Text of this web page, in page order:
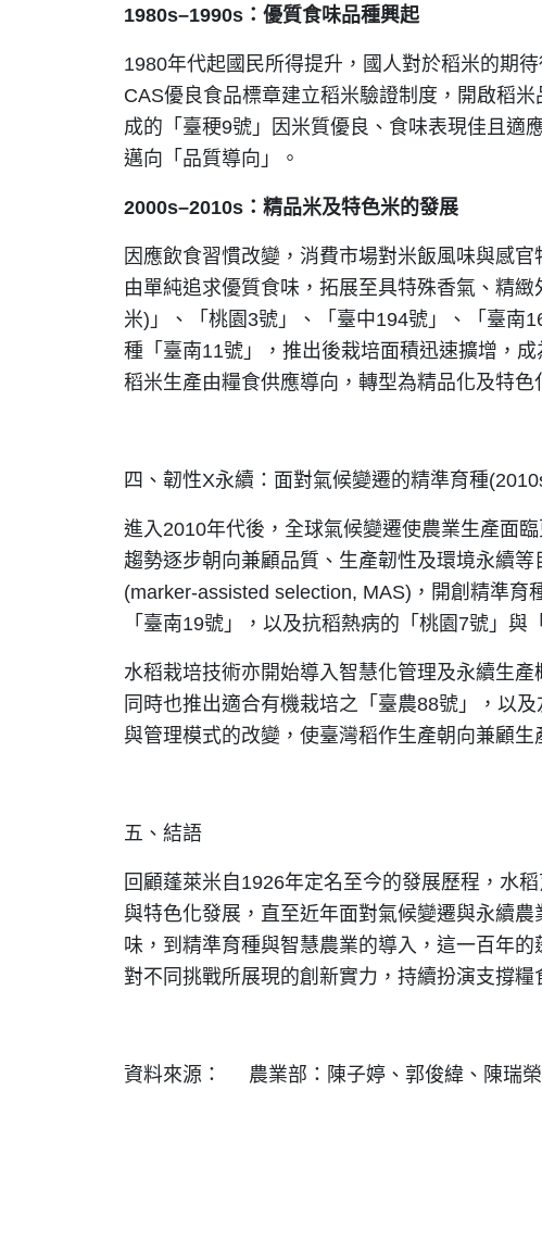
1980s–1990s ：優質食味品種興起
1980年代起國民所得提升，國人對於稻米的期
CAS優良食品標章建立稻米驗證制度，開啟稻
成的「臺稉9號」因米質優良、食味表現佳且適
邁向「品質導向」。
2000s–2010s ：精品米及特色米的發展
因應飲食習慣改變，消費市場對米飯風味與感
由單純追求優質食味，拓展至具特殊香氣、精
米)」、「桃園3號」、「臺中194號」、「臺南
種「臺南11號」，推出後栽培面積迅速擴增，
稻米生產由糧食供應導向，轉型為精品化及特色
四、韌性X永續：面對氣候變遷的精準育種
進入2010年代後，全球氣候變遷使農業生產面
趨勢逐步朝向兼顧品質、生產韌性及環境永續
(marker-assisted selection, MAS)，開創精準
「臺南19號」，以及抗稻熱病的「桃園7號」
水稻栽培技術亦開始導入智慧化管理及永續生
同時也推出適合有機栽培之「臺農88號」，以
與管理模式的改變，使臺灣稻作生產朝向兼顧
五、結語
回顧蓬萊米自1926年定名至今的發展歷程，水
與特色化發展，直至近年面對氣候變遷與永續
味，到精準育種與智慧農業的導入，這一百年
對不同挑戰所展現的創新實力，持續扮演支撐糧
資料來源： 農業部：陳子婷、郭俊緯、陳瑞